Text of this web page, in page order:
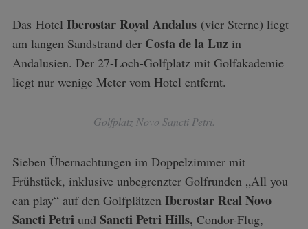
Das Hotel Iberostar Royal Andalus (vier Sterne) liegt
am langen Sandstrand der Costa de la Luzin
Andalusien. Der 27-Loch-Golfplatz mit Golfakademie
liegt nur wenige Meter vom Hotel entfernt.
Golfplatz Novo Sancti Petri.
Sieben Übernachtungen im Doppelzimmer mit
Frühstück, inklusive unbegrenzter Golfrunden „All you
can play“ auf den Golfplätzen Iberostar Real Novo
Sancti Petriund Sancti Petri Hills, Condor-Flug,